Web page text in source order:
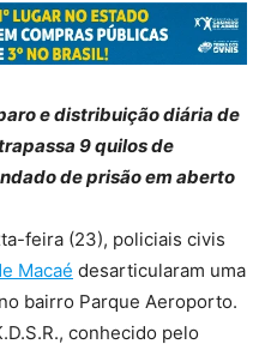
e distribuição diária de
9 quilos de
de prisão em aberto
feira (23), policiais civis
Macaé desarticularam uma
bairro Parque Aeroporto.
conhecido pelo